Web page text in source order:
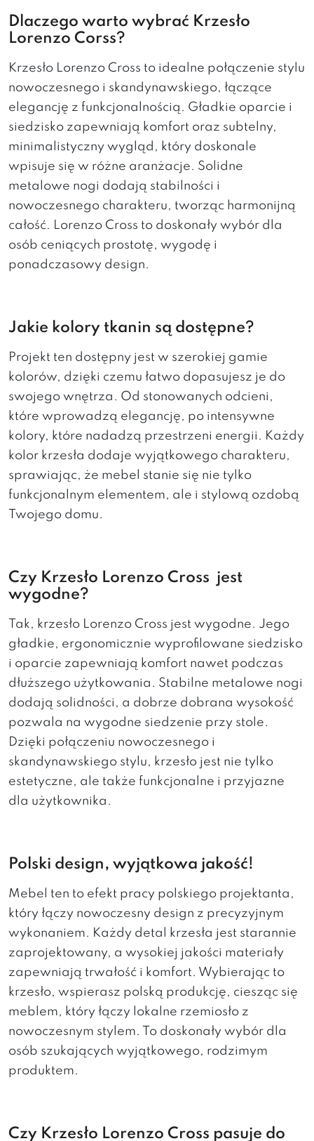
Dlaczego warto wybrać Krzesło
Lorenzo Corss?
Krzesło Lorenzo Cross to idealne połączenie stylu
nowoczesnego i skandynawskiego, łączące
elegancję z funkcjonalnością. Gładkie oparcie i
siedzisko zapewniają komfort oraz subtelny,
minimalistyczny wygląd, który doskonale
wpisuje się w różne aranżacje. Solidne
metalowe nogi dodają stabilności i
nowoczesnego charakteru, tworząc harmonijną
całość. Lorenzo Cross to doskonały wybór dla
osób ceniących prostotę, wygodę i
ponadczasowy design.
Jakie kolory tkanin są dostępne?
Projekt ten dostępny jest w szerokiej gamie
kolorów, dzięki czemu łatwo dopasujesz je do
swojego wnętrza. Od stonowanych odcieni,
które wprowadzą elegancję, po intensywne
kolory, które nadadzą przestrzeni energii. Każdy
kolor krzesła dodaje wyjątkowego charakteru,
sprawiając, że mebel stanie się nie tylko
funkcjonalnym elementem, ale i stylową ozdobą
Twojego domu.
Czy Krzesło Lorenzo Cross jest
wygodne?
Tak, krzesło Lorenzo Cross jest wygodne. Jego
gładkie, ergonomicznie wyprofilowane siedzisko
i oparcie zapewniają komfort nawet podczas
dłuższego użytkowania. Stabilne metalowe nogi
dodają solidności, a dobrze dobrana wysokość
pozwala na wygodne siedzenie przy stole.
Dzięki połączeniu nowoczesnego i
skandynawskiego stylu, krzesło jest nie tylko
estetyczne, ale także funkcjonalne i przyjazne
dla użytkownika.
Polski design, wyjątkowa jakość!
Mebel ten to efekt pracy polskiego projektanta,
który łączy nowoczesny design z precyzyjnym
wykonaniem. Każdy detal krzesła jest starannie
zaprojektowany, a wysokiej jakości materiały
zapewniają trwałość i komfort. Wybierając to
krzesło, wspierasz polską produkcję, ciesząc się
meblem, który łączy lokalne rzemiosło z
nowoczesnym stylem. To doskonały wybór dla
osób szukających wyjątkowego, rodzimym
produktem.
Czy Krzesło Lorenzo Cross pasuje do